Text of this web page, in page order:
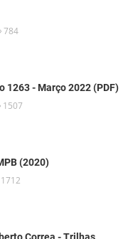
784
1263 - Março 2022 (PDF)
1507
(2020)
1712